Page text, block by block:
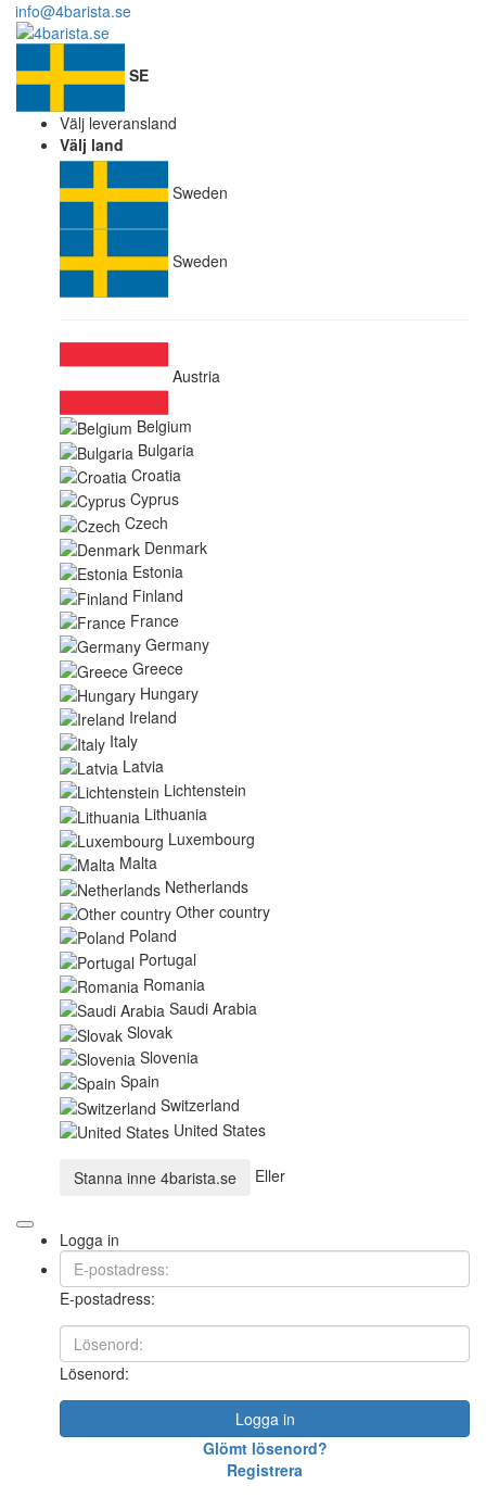
info@4barista.se
SE
Välj leveransland
Välj land
Sweden
Sweden
Austria
Belgium
Bulgaria
Croatia
Cyprus
Czech
Denmark
Estonia
Finland
France
Germany
Greece
Hungary
Ireland
Italy
Latvia
Lichtenstein
Lithuania
Luxembourg
Malta
Netherlands
Other country
Poland
Portugal
Romania
Saudi Arabia
Slovak
Slovenia
Spain
Switzerland
United States
Stanna inne 4barista.se Eller
Logga in
E-postadress:
Lösenord:
Logga in
Glömt lösenord?
Registrera